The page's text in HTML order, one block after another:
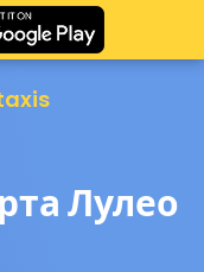
Лулео